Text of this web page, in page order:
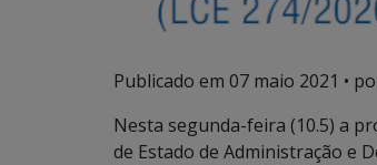
Publicado em 07 maio 2021 •
Nesta segunda-feira (10.5) a
de Estado de Administração e